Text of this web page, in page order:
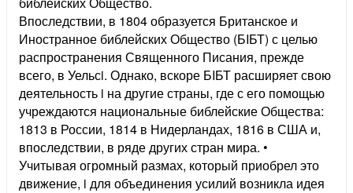
Впоследствии, в 1804 образуется Британское и
Иностранное библейских Общество (БIБТ) с целью
распространения Священного Писания, прежде
всего, в Уельсi. Однако, вскоре БIБТ расширяет свою
деятельность i на другие страны, где с его помощью
учреждаются национальные библейские Общества:
1813 в России, 1814 в Нидерландах, 1816 в США и,
впоследствии, в ряде других стран мира. •
Учитывая огромный размах, который приобрел это
движение, i для объединения усилий возникла идея